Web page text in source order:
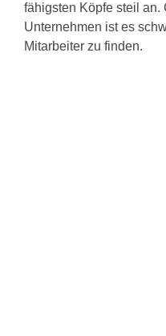
fähigsten Köpfe steil an.
Unternehmen ist es
Mitarbeiter zu finden.